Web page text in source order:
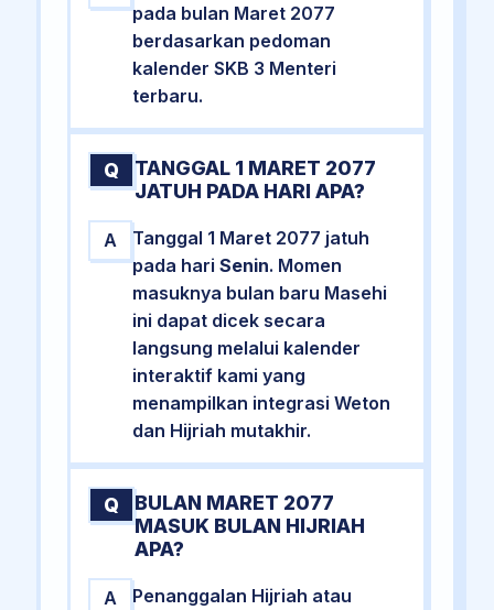
pada bulan Maret 2077
berdasarkan pedoman
kalender SKB 3 Menteri
terbaru.
Q
TANGGAL 1 MARET 2077
JATUH PADA HARI APA?
A
Tanggal 1 Maret 2077 jatuh
pada hari Senin. Momen
masuknya bulan baru Masehi
ini dapat dicek secara
langsung melalui kalender
interaktif kami yang
menampilkan integrasi Weton
dan Hijriah mutakhir.
Q
BULAN MARET 2077
MASUK BULAN HIJRIAH
APA?
A
Penanggalan Hijriah atau